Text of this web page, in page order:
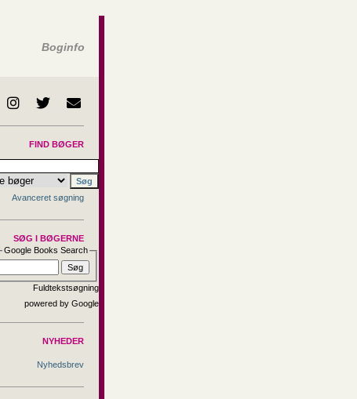
Boginfo
FIND BØGER
Avanceret søgning
SØG I BØGERNE
Google Books Search
Fuldtekstsøgning
NYHEDER
Nyhedsbrev